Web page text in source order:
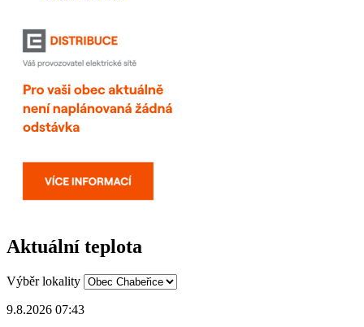
Aktuální teplota
Výběr lokality
9.8.2026 07:43